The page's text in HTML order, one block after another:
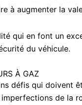
à augmenter la
qui en font un
du véhicule.
À GAZ
défis qui doivent
de la